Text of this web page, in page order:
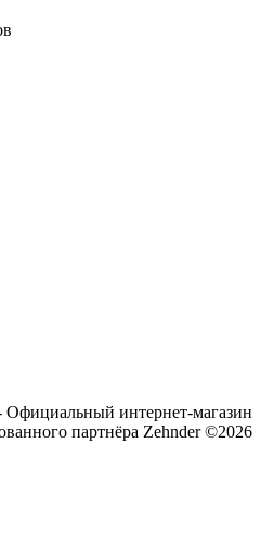
Официальный интернет-магазин
партнёра Zehnder ©2026